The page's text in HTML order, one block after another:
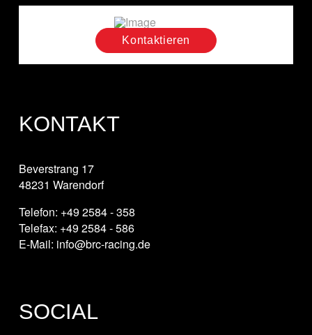
Kontaktieren
KONTAKT
Beverstrang 17
48231 Warendorf
Telefon: +49 2584 - 358
Telefax: +49 2584 - 586
E-Mail: info@brc-racing.de
SOCIAL